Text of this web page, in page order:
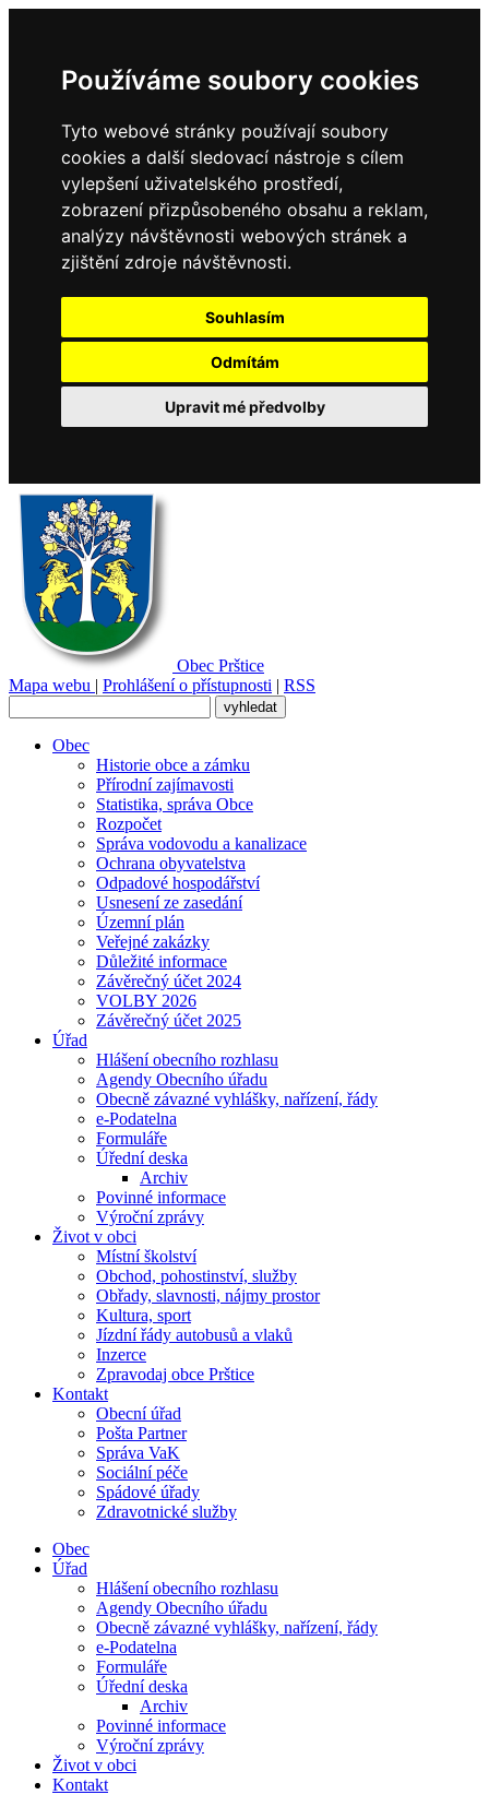
Používáme soubory cookies
Tyto webové stránky používají soubory
cookies a další sledovací nástroje s cílem
vylepšení uživatelského prostředí,
zobrazení přizpůsobeného obsahu a reklam,
analýzy návštěvnosti webových stránek a
zjištění zdroje návštěvnosti.
Souhlasím
Odmítám
Upravit mé předvolby
Obec Prštice
Mapa webu | Prohlášení o přístupnosti | RSS
Obec
Historie obce a zámku
Přírodní zajímavosti
Statistika, správa Obce
Rozpočet
Správa vodovodu a kanalizace
Ochrana obyvatelstva
Odpadové hospodářství
Usnesení ze zasedání
Územní plán
Veřejné zakázky
Důležité informace
Závěrečný účet 2024
VOLBY 2026
Závěrečný účet 2025
Úřad
Hlášení obecního rozhlasu
Agendy Obecního úřadu
Obecně závazné vyhlášky, nařízení, řády
e-Podatelna
Formuláře
Úřední deska
Archiv
Povinné informace
Výroční zprávy
Život v obci
Místní školství
Obchod, pohostinství, služby
Obřady, slavnosti, nájmy prostor
Kultura, sport
Jízdní řády autobusů a vlaků
Inzerce
Zpravodaj obce Prštice
Kontakt
Obecní úřad
Pošta Partner
Správa VaK
Sociální péče
Spádové úřady
Zdravotnické služby
Obec
Úřad
Hlášení obecního rozhlasu
Agendy Obecního úřadu
Obecně závazné vyhlášky, nařízení, řády
e-Podatelna
Formuláře
Úřední deska
Archiv
Povinné informace
Výroční zprávy
Život v obci
Kontakt